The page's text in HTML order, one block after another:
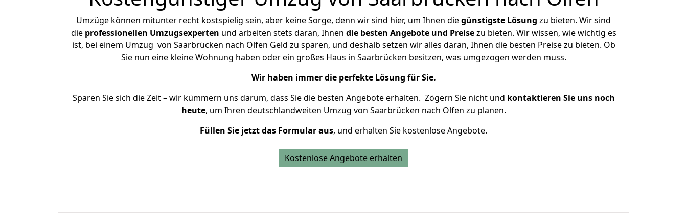
Umzüge können mitunter recht kostspielig sein, aber keine Sorge, denn wir sind hier, um Ihnen diegünstigste Lösung zu bieten. Wir sind
die professionellen Umzugsexperten und arbeiten stets daran, Ihnen die besten Angebote und Preisezu bieten. Wir wissen, wie wichtig es
ist, bei einem Umzug von Saarbrücken nach Olfen Geld zu sparen, und deshalb setzen wir alles daran, Ihnen die besten Preise zu bieten. Ob
Sie nun eine kleine Wohnung haben oder ein großes Haus in Saarbrücken besitzen, was umgezogen werden muss.
Wir haben immer die perfekte Lösung für Sie.
Sparen Sie sich die Zeit – wir kümmern uns darum, dass Sie die besten Angebote erhalten. Zögern Sie nicht und kontaktieren Sie uns noch
heute, um Ihren deutschlandweiten Umzug von Saarbrücken nach Olfen zu planen.
Füllen Sie jetzt das Formular aus, und erhalten Sie kostenlose Angebote.
Kostenlose Angebote erhalten